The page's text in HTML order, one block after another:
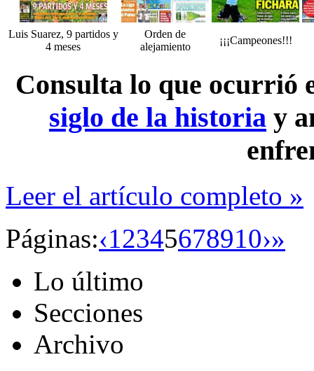
Luis Suarez, 9 partidos y
4 meses
Orden de
alejamiento
¡¡¡Campeones!!!
Consulta lo que ocurrió
siglo de la historia y
Leer el artículo completo »
Páginas:‹12345678910›»
Lo último
Secciones
Archivo